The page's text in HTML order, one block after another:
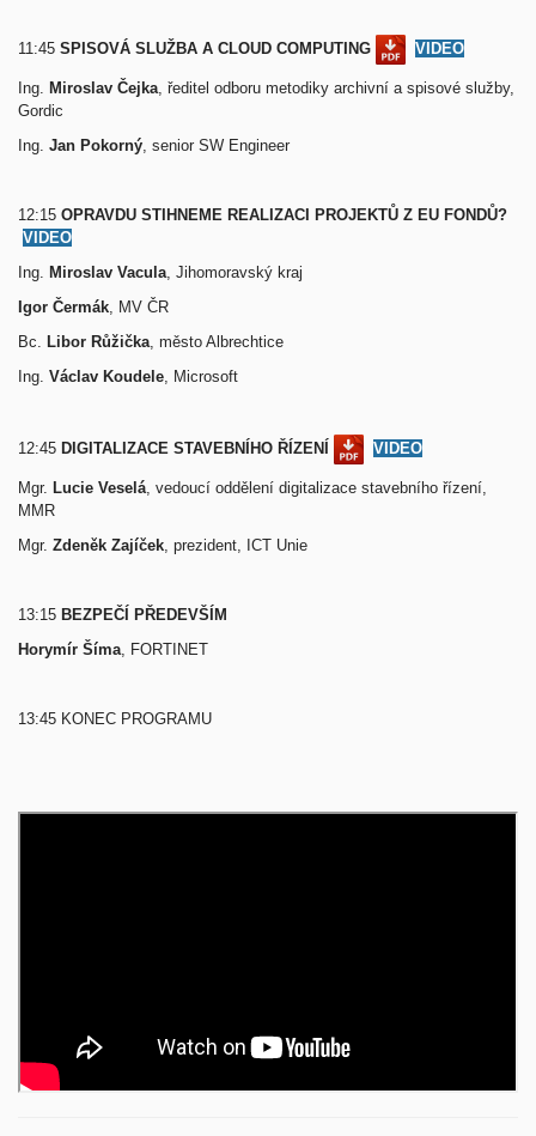
11:45 SPISOVÁ SLUŽBA A CLOUD COMPUTING VIDEO
Ing. Miroslav Čejka, ředitel odboru metodiky archivní a spisové služby,
Gordic
Ing. Jan Pokorný, senior SW Engineer
12:15 OPRAVDU STIHNEME REALIZACI PROJEKTŮ Z EU FONDŮ?
VIDEO
Ing. Miroslav Vacula, Jihomoravský kraj
Igor Čermák, MV ČR
Bc. Libor Růžička, město Albrechtice
Ing. Václav Koudele, Microsoft
12:45 DIGITALIZACE STAVEBNÍHO ŘÍZENÍ VIDEO
Mgr. Lucie Veselá, vedoucí oddělení digitalizace stavebního řízení,
MMR
Mgr. Zdeněk Zajíček, prezident, ICT Unie
13:15 BEZPEČÍ PŘEDEVŠÍM
Horymír Šíma, FORTINET
13:45 KONEC PROGRAMU